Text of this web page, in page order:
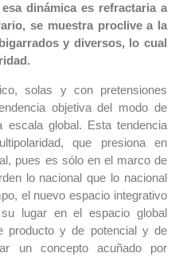
dinámica es refractaria a
se muestra proclive a la
y diversos, lo cual
solas y con pretensiones
objetiva del modo de
escala global. Esta tendencia
que presiona en
pues es sólo en el marco de
lo nacional que lo nacional
el nuevo espacio integrativo
lugar en el espacio global
producto y de potencial y de
un concepto acuñado por